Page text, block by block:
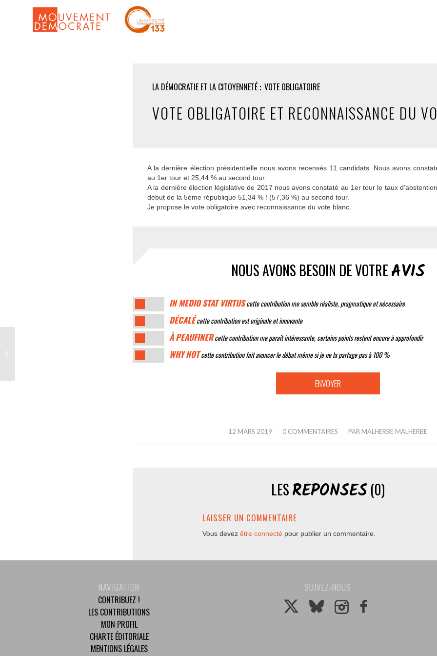
LA DÉMOCRATIE ET LA CITOYENNETÉ VOTE OBLIGATOIRE
VOTE OBLIGATOIRE ET RECONNAISSANCE DU
A la dernière élection présidentielle nous avons recensés 11 candidats. Nous avons
au 1er tour et 25,44 % au second tour.
A la dernière élection législative de 2017 nous avons constaté au 1er tour le taux
début de la 5ème république 51,34 % ! (57,36 %) au second tour.
Je propose le vote obligatoire avec reconnaissance du vote blanc.
NOUS AVONS BESOIN DE VOTREAVIS
IN MEDIO STAT VIRTUScette contribution me semble réaliste, pragmatique et nécessaire
DÉCALÉcette contribution est originale et innovante
À PEAUFINERcette contribution me paraît intéressante, certains points restent encore à approfondir
WHY NOTcette contribution fait avancer le débat même si je ne la partage pas à 100 %
12 MARS 2019
/ 0 COMMENTAIRES
/ PAR MALHERBE MALHERBE
LESRÉPONSES(0)
LAISSER UN COMMENTAIRE
Vous devez être connectépour publier un commentaire.
NAVIGATION
CONTRIBUEZ !
LES CONTRIBUTIONS
MON PROFIL
CHARTE ÉDITORIALE
MENTIONS LÉGALES
SUIVEZ-NOUS